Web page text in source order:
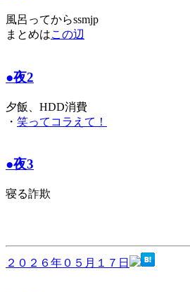
風呂ってからssmjp
まとめはこの辺
●夜2
夕飯、HDD消費
・ 笑ってコラえて！
●夜3
寝る詐欺
２０２６年０５月１７日